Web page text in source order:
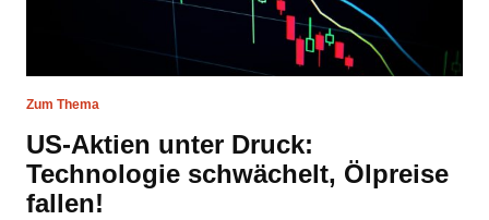
Zum Thema
US-Aktien unter Druck:
Technologie schwächelt, Ölpreise
fallen!